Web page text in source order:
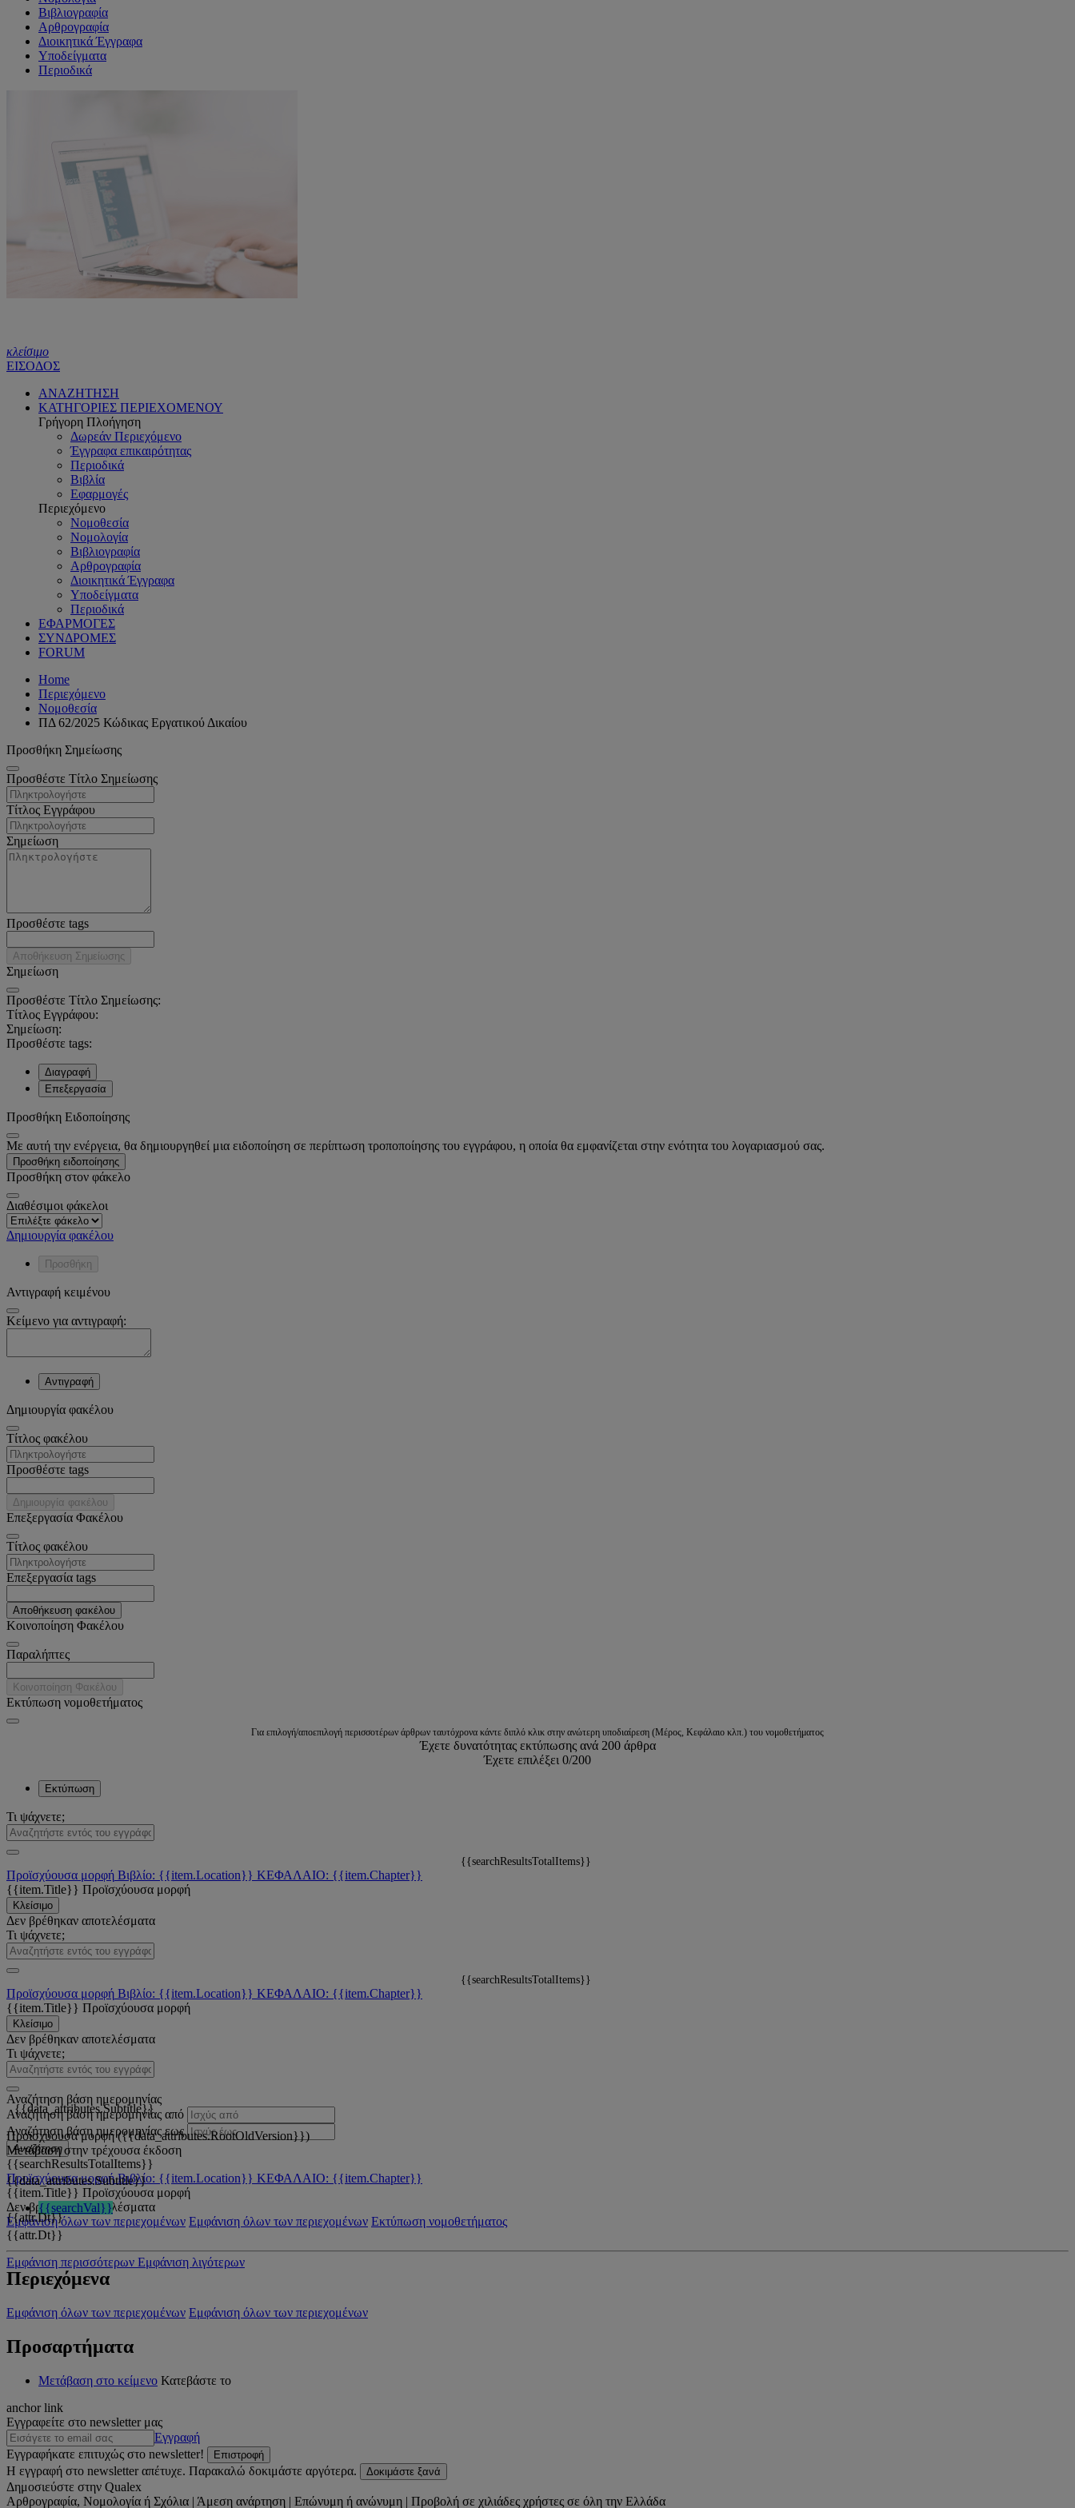
Βιβλιογραφία
Αρθρογραφία
Διοικητικά Έγγραφα
Υποδείγματα
Περιοδικά
κλείσιμο
ΕΙΣΟΔΟΣ
ΑΝΑΖΗΤΗΣΗ
ΚΑΤΗΓΟΡΙΕΣ ΠΕΡΙΕΧΟΜΕΝΟΥ
Γρήγορη Πλοήγηση
Δωρεάν Περιεχόμενο
Έγγραφα επικαιρότητας
Περιοδικά
Βιβλία
Εφαρμογές
Περιεχόμενο
Νομοθεσία
Νομολογία
Βιβλιογραφία
Αρθρογραφία
Διοικητικά Έγγραφα
Υποδείγματα
Περιοδικά
ΕΦΑΡΜΟΓΕΣ
ΣΥΝΔΡΟΜΕΣ
FORUM
Home
Περιεχόμενο
Νομοθεσία
ΠΔ 62/2025 Κώδικας Εργατικού Δικαίου
Προσθήκη Σημείωσης
Προσθέστε Τίτλο Σημείωσης
Τίτλος Εγγράφου
Σημείωση
Προσθέστε tags
Αποθήκευση Σημείωσης
Σημείωση
Προσθέστε Τίτλο Σημείωσης:
Τίτλος Εγγράφου:
Σημείωση:
Προσθέστε tags:
Διαγραφή
Επεξεργασία
Προσθήκη Ειδοποίησης
Με αυτή την ενέργεια, θα δημιουργηθεί μια ειδοποίηση σε περίπτωση τροποποίησης του εγγράφου, η οποία θα εμφανίζεται στην ενότητα του λογαριασμού σας.
Προσθήκη ειδοποίησης
Προσθήκη στον φάκελο
Διαθέσιμοι φάκελοι
Δημιουργία φακέλου
Προσθήκη
Αντιγραφή κειμένου
Κείμενο για αντιγραφή:
Αντιγραφή
Δημιουργία φακέλου
Tίτλος φακέλου
Προσθέστε tags
Δημιουργία φακέλου
Επεξεργασία Φακέλου
Tίτλος φακέλου
Επεξεργασία tags
Αποθήκευση φακέλου
Κοινοποίηση Φακέλου
Παραλήπτες
Κοινοποίηση Φακέλου
Εκτύπωση νομοθετήματος
Για επιλογή/αποεπιλογή περισσοτέρων άρθρων ταυτόχρονα κάντε διπλό κλικ στην ανώτερη υποδιαίρεση (Μέρος, Κεφάλαιο κλπ.) του νομοθετήματος
Έχετε δυνατότητας εκτύπωσης ανά 200 άρθρα
Έχετε επιλέξει 0/200
Εκτύπωση
Τι ψάχνετε;
{{searchResultsTotalItems}}
Προϊσχύουσα μορφή Βιβλίο: {{item.Location}} ΚΕΦΑΛΑΙΟ: {{item.Chapter}}
{{item.Title}} Προϊσχύουσα μορφή
Κλείσιμο
Δεν βρέθηκαν αποτελέσματα
Τι ψάχνετε;
{{searchResultsTotalItems}}
Προϊσχύουσα μορφή Βιβλίο: {{item.Location}} ΚΕΦΑΛΑΙΟ: {{item.Chapter}}
{{item.Title}} Προϊσχύουσα μορφή
Κλείσιμο
Δεν βρέθηκαν αποτελέσματα
Τι ψάχνετε;
Αναζήτηση βάση ημερομηνίας
Αναζήτηση βάση ημερομηνίας από
Αναζήτηση βάση ημερομηνίας εως
Αναζήτηση
{{searchResultsTotalItems}}
Προϊσχύουσα μορφή Βιβλίο: {{item.Location}} ΚΕΦΑΛΑΙΟ: {{item.Chapter}}
{{item.Title}} Προϊσχύουσα μορφή
Δεν βρέθηκαν αποτελέσματα
Εμφάνιση όλων των περιεχομένων Εμφάνιση όλων των περιεχομένων Εκτύπωση νομοθετήματος
{{data_attributes.Subtitle}}
Προϊσχύουσα μορφή ({{data_attributes.RootOldVersion}})
Μετάβαση στην τρέχουσα έκδοση
{{data_attributes.Subtitle}}
{{searchVal}}
{{attr.Dt}}
Εμφάνιση περισσότερων Εμφάνιση λιγότερων
{{attr.Dt}}
Περιεχόμενα
Εμφάνιση όλων των περιεχομένων Εμφάνιση όλων των περιεχομένων
Προσαρτήματα
Μετάβαση στο κείμενο Κατεβάστε το
anchor link
Εγγραφείτε στο newsletter μας
Εγγραφή
Εγγραφήκατε επιτυχώς στο newsletter!
Επιστροφή
Η εγγραφή στο newsletter απέτυχε. Παρακαλώ δοκιμάστε αργότερα. Δοκιμάστε ξανά
Δημοσιεύστε στην Qualex
Αρθρογραφία, Νομολογία ή Σχόλια | Άμεση ανάρτηση | Επώνυμη ή ανώνυμη | Προβολή σε χιλιάδες χρήστες σε όλη την Ελλάδα